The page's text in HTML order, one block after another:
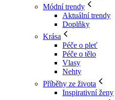
Módní trendy
Aktuální trendy
Doplňky
Krása
Péče o pleť
Péče o tělo
Vlasy
Nehty
Příběhy ze života
Inspirativní ženy